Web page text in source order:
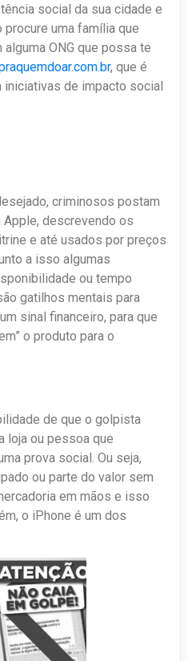
social da sua cidade e
uma família que
ONG que possa te
, que é
iniciativas de impacto social
criminosos postam
Apple, descrevendo os
e até usados por preços
a isso algumas
ou tempo
gatilhos mentais para
sinal financeiro, para que
o produto para o
de que o golpista
loja ou pessoa que
prova social. Ou seja,
ou parte do valor sem
em mãos e isso
o iPhone é um dos